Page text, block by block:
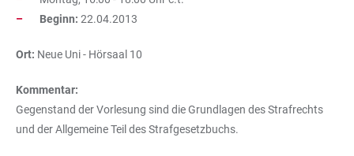
Beginn: 22.04.2013
Ort: Neue Uni - Hörsaal 10
Kommentar:
Gegenstand der Vorlesung sind die Grundlagen des Strafrechts
und der Allgemeine Teil des Strafgesetzbuchs.